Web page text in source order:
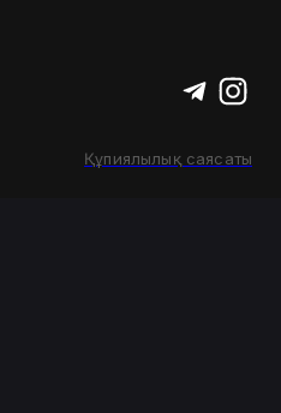
Құпиялылық саясаты